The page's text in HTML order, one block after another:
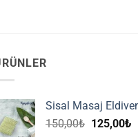
Sisal Masaj
150,00₺ Orijinal
125,00₺Şu